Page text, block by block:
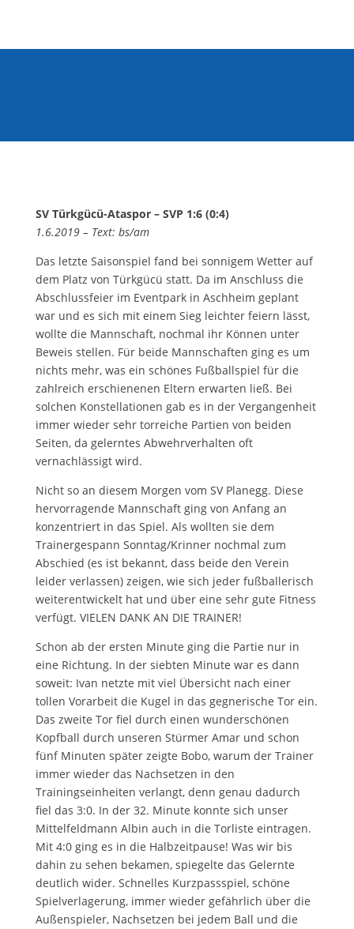
SV Türkgücü-Ataspor – SVP 1:6 (0:4)
1.6.2019 – Text: bs/am
Das letzte Saisonspiel fand bei sonnigem Wetter auf
dem Platz von Türkgücü statt. Da im Anschluss die
Abschlussfeier im Eventpark in Aschheim geplant
war und es sich mit einem Sieg leichter feiern lässt,
wollte die Mannschaft, nochmal ihr Können unter
Beweis stellen. Für beide Mannschaften ging es um
nichts mehr, was ein schönes Fußballspiel für die
zahlreich erschienenen Eltern erwarten ließ. Bei
solchen Konstellationen gab es in der Vergangenheit
immer wieder sehr torreiche Partien von beiden
Seiten, da gelerntes Abwehrverhalten oft
vernachlässigt wird.
Nicht so an diesem Morgen vom SV Planegg. Diese
hervorragende Mannschaft ging von Anfang an
konzentriert in das Spiel. Als wollten sie dem
Trainergespann Sonntag/Krinner nochmal zum
Abschied (es ist bekannt, dass beide den Verein
leider verlassen) zeigen, wie sich jeder fußballerisch
weiterentwickelt hat und über eine sehr gute Fitness
verfügt. VIELEN DANK AN DIE TRAINER!
Schon ab der ersten Minute ging die Partie nur in
eine Richtung. In der siebten Minute war es dann
soweit: Ivan netzte mit viel Übersicht nach einer
tollen Vorarbeit die Kugel in das gegnerische Tor ein.
Das zweite Tor fiel durch einen wunderschönen
Kopfball durch unseren Stürmer Amar und schon
fünf Minuten später zeigte Bobo, warum der Trainer
immer wieder das Nachsetzen in den
Trainingseinheiten verlangt, denn genau dadurch
fiel das 3:0. In der 32. Minute konnte sich unser
Mittelfeldmann Albin auch in die Torliste eintragen.
Mit 4:0 ging es in die Halbzeitpause! Was wir bis
dahin zu sehen bekamen, spiegelte das Gelernte
deutlich wider. Schnelles Kurzpassspiel, schöne
Spielverlagerung, immer wieder gefährlich über die
Außenspieler, Nachsetzen bei jedem Ball und die